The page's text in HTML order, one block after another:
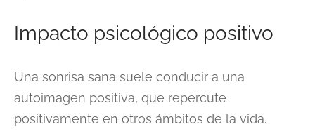
Impacto psicológico positivo
Una sonrisa sana suele conducir a una
autoimagen positiva, que repercute
positivamente en otros ámbitos de la vida.